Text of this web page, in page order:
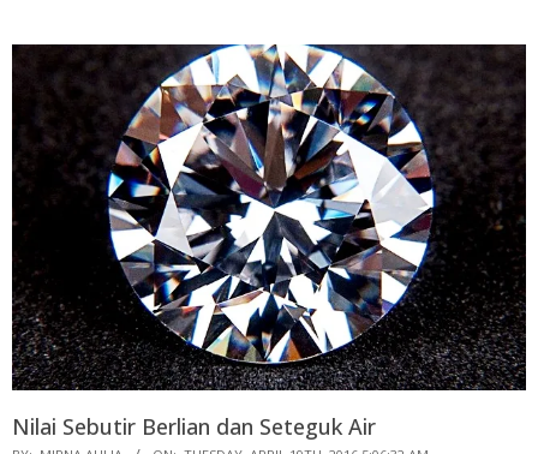
Nilai Sebutir Berlian dan Seteguk Air